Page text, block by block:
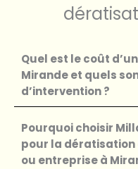
Quel est le coût
Mirande et quels
d’intervention ?
Pourquoi choisir
pour la
ou entreprise à